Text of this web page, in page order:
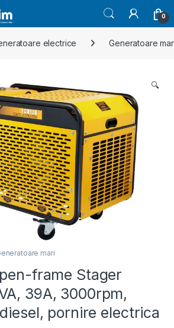
0
electrice Generatoare
🔍
mari
frame Stager
39A, 3000rpm,
pornire electrica